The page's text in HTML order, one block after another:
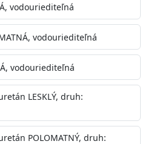
vodouriediteľná
vodouriediteľná
vodouriediteľná
LESKLÝ, druh:
POLOMATNÝ, druh: